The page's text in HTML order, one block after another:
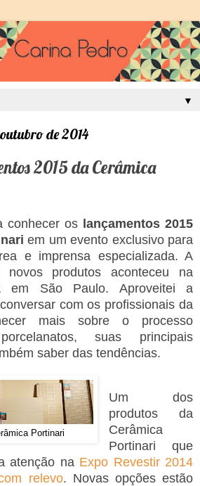
▼
de 2014
2015 da Cerâmica
conhecer os lançamentos 2015
em um evento exclusivo para
e imprensa especializada. A
novos produtos aconteceu na
em São Paulo. Aproveitei a
com os profissionais da
mais sobre o processo
suas principais
saber das tendências.
Portinari
Um dos
produtos da
Cerâmica
Portinari que
atenção na Expo Revestir 2014
relevo. Novas opções estão